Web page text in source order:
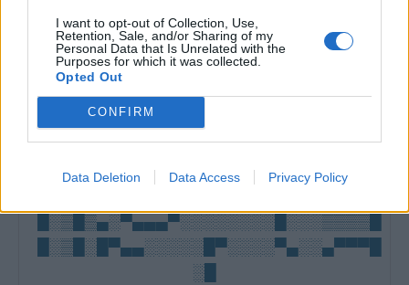
I want to opt-out of Collection, Use,
Retention, Sale, and/or Sharing of my
Personal Data that Is Unrelated with the
Purposes for which it was collected.
Opted Out
CONFIRM
Data Deletion Data Access Privacy Policy
░░░░░░▄▄▄▄▀▀▀▀▀▀▀▀▄▄▄▄▄
░░░░░█░░░░▒▒▒▒▒▒▒▒▒▒▒▒▒▀▀▄
░░░░█░░░▒▒▒▒▒▒░░░░░░░░▒▒▒░█
░░░█░░░░░░▄██▀▄▄░░░░░▄▄▄░░░█
█░▒█▒▄░▀▄▄▄▀░░░░░░░░█░░░▒▒▒▒█
█░▒█░█▀▄▄░░░░░█▀░░░░▀▄░░▄▀▀▀█
░█